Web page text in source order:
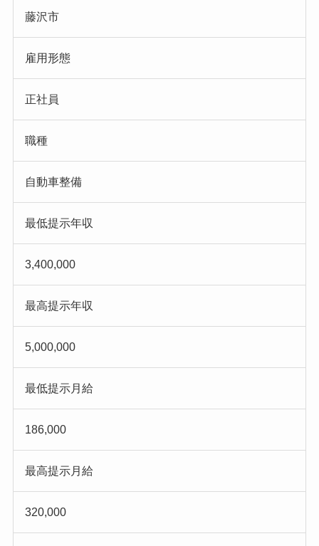
藤沢市
雇用形態
正社員
職種
自動車整備
最低提示年収
3,400,000
最高提示年収
5,000,000
最低提示月給
186,000
最高提示月給
320,000